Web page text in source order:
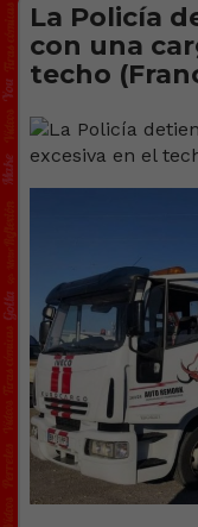
La Policía
con una
techo